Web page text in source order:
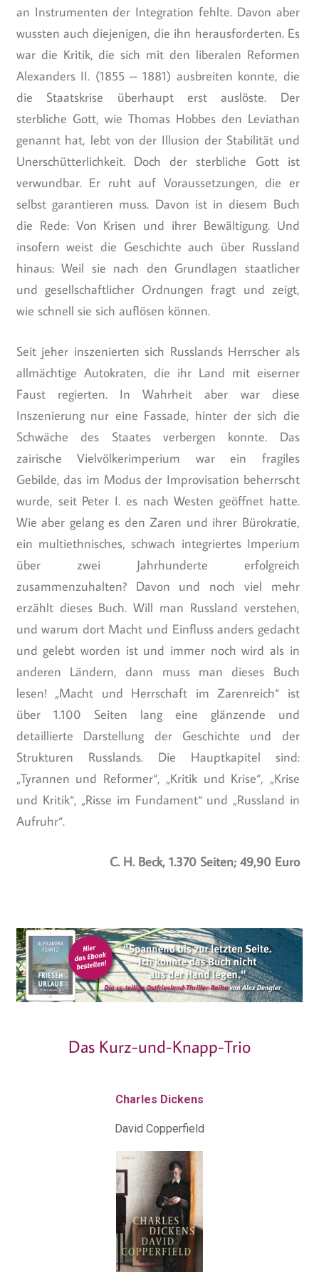
an Instrumenten der Integration fehlte. Davon aber
wussten auch diejenigen, die ihn herausforderten. Es
war die Kritik, die sich mit den liberalen Reformen
Alexanders II. (1855 – 1881) ausbreiten konnte, die
die Staatskrise überhaupt erst auslöste. Der
sterbliche Gott, wie Thomas Hobbes den Leviathan
genannt hat, lebt von der Illusion der Stabilität und
Unerschütterlichkeit. Doch der sterbliche Gott ist
verwundbar. Er ruht auf Voraussetzungen, die er
selbst garantieren muss. Davon ist in diesem Buch
die Rede: Von Krisen und ihrer Bewältigung. Und
insofern weist die Geschichte auch über Russland
hinaus: Weil sie nach den Grundlagen staatlicher
und gesellschaftlicher Ordnungen fragt und zeigt,
wie schnell sie sich auflösen können.
Seit jeher inszenierten sich Russlands Herrscher als
allmächtige Autokraten, die ihr Land mit eiserner
Faust regierten. In Wahrheit aber war diese
Inszenierung nur eine Fassade, hinter der sich die
Schwäche des Staates verbergen konnte. Das
zairische Vielvölkerimperium war ein fragiles
Gebilde, das im Modus der Improvisation beherrscht
wurde, seit Peter I. es nach Westen geöffnet hatte.
Wie aber gelang es den Zaren und ihrer Bürokratie,
ein multiethnisches, schwach integriertes Imperium
über zwei Jahrhunderte erfolgreich
zusammenzuhalten? Davon und noch viel mehr
erzählt dieses Buch. Will man Russland verstehen,
und warum dort Macht und Einfluss anders gedacht
und gelebt worden ist und immer noch wird als in
anderen Ländern, dann muss man dieses Buch
lesen! „Macht und Herrschaft im Zarenreich“ ist
über 1.100 Seiten lang eine glänzende und
detaillierte Darstellung der Geschichte und der
Strukturen Russlands. Die Hauptkapitel sind:
„Tyrannen und Reformer“, „Kritik und Krise“, „Krise
und Kritik“, „Risse im Fundament“ und „Russland in
Aufruhr“.
C. H. Beck, 1.370 Seiten; 49,90 Euro
Das Kurz-und-Knapp-Trio
Charles Dickens
David Copperfield